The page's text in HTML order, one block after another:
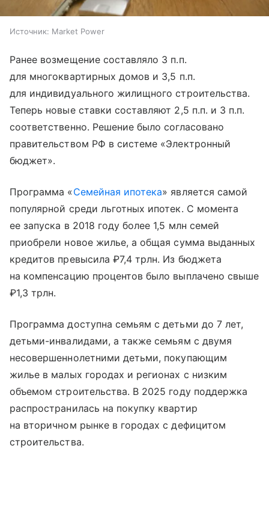
Источник: Market Power
Ранее возмещение составляло 3 п.п.
для многоквартирных домов и 3,5 п.п.
для индивидуального жилищного строительства.
Теперь новые ставки составляют 2,5 п.п. и 3 п.п.
соответственно. Решение было согласовано
правительством РФ в системе «Электронный
бюджет».
Программа «Семейная ипотека» является самой
популярной среди льготных ипотек. С момента
ее запуска в 2018 году более 1,5 млн семей
приобрели новое жилье, а общая сумма выданных
кредитов превысила ₽7,4 трлн. Из бюджета
на компенсацию процентов было выплачено свыше
₽1,3 трлн.
Программа доступна семьям с детьми до 7 лет,
детьми-инвалидами, а также семьям с двумя
несовершеннолетними детьми, покупающим
жилье в малых городах и регионах с низким
объемом строительства. В 2025 году поддержка
распространилась на покупку квартир
на вторичном рынке в городах с дефицитом
строительства.